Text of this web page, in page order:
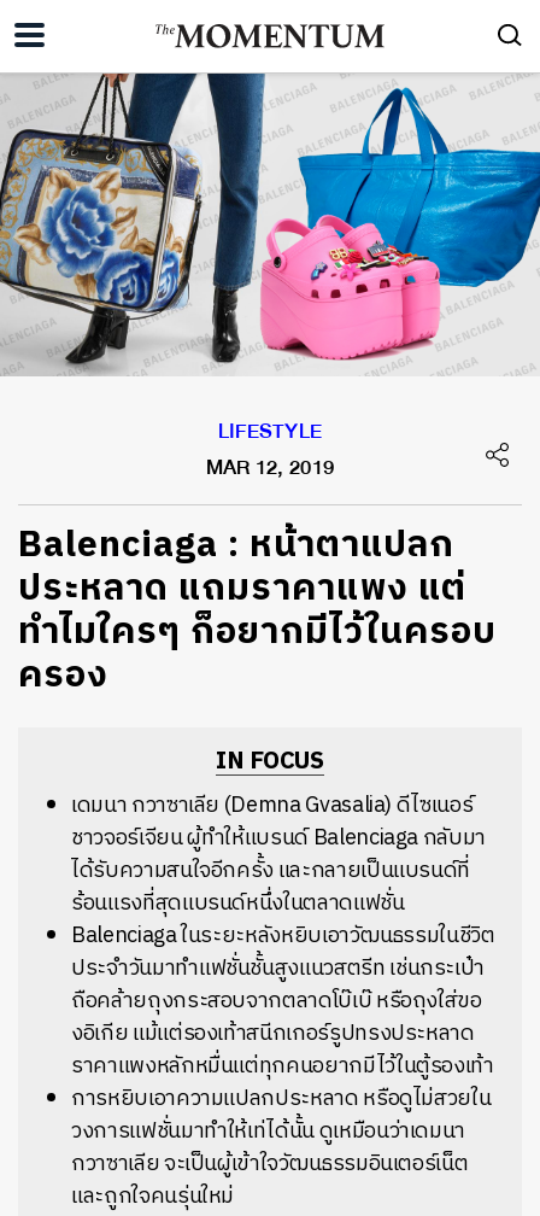
LIFESTYLE
MAR 12, 2019
Balenciaga : หน้าตาแปลก
ประหลาด แถมราคาแพง แต่
ทำไมใครๆ ก็อยากมีไว้ในครอบ
ครอง
IN FOCUS
เดมนา กวาซาเลีย (Demna Gvasalia) ดีไซเนอร์
ชาวจอร์เจียน ผู้ทำให้แบรนด์ Balenciaga กลับมา
ได้รับความสนใจอีกครั้ง และกลายเป็นแบรนด์ที่
ร้อนแรงที่สุดแบรนด์หนึ่งในตลาดแฟชั่น
Balenciaga ในระยะหลังหยิบเอาวัฒนธรรมในชีวิต
ประจำวันมาทำแฟชั่นชั้นสูงแนวสตรีท เช่นกระเป๋า
ถือคล้ายถุงกระสอบจากตลาดโบ๊เบ๊ หรือถุงใส่ขอ
งอิเกีย แม้แต่รองเท้าสนีกเกอร์รูปทรงประหลาด
ราคาแพงหลักหมื่นแต่ทุกคนอยากมีไว้ในตู้รองเท้า
การหยิบเอาความแปลกประหลาด หรือดูไม่สวยใน
วงการแฟชั่นมาทำให้เท่ได้นั้น ดูเหมือนว่าเดมนา
กวาซาเลีย จะเป็นผู้เข้าใจวัฒนธรรมอินเตอร์เน็ต
และถูกใจคนรุ่นใหม่